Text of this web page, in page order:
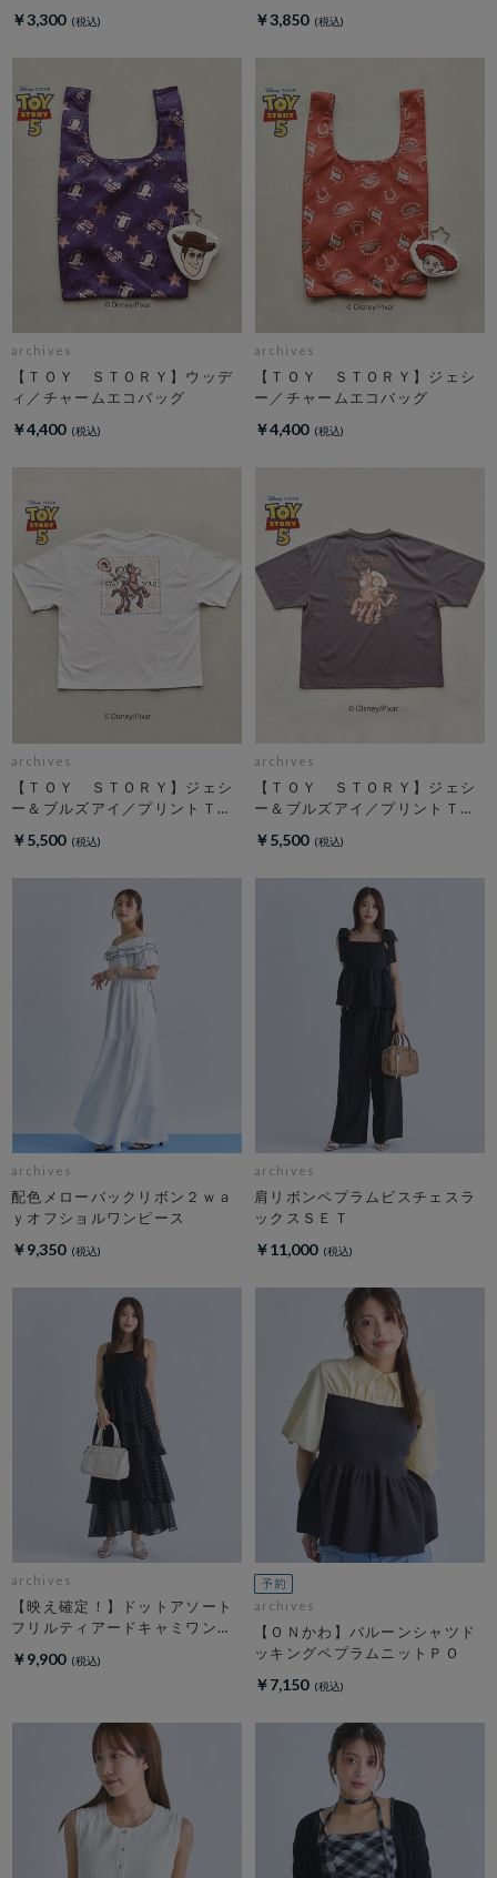
￥3,300 ￥3,850
archives
【ＴＯＹ ＳＴＯＲＹ】ウッデ
ィ／チャームエコバッグ
￥4,400
archives
【ＴＯＹ ＳＴＯＲＹ】ジェシ
ー／チャームエコバッグ
￥4,400
archives
【ＴＯＹ ＳＴＯＲＹ】ジェシ
ー＆ブルズアイ／プリントＴオ
￥5,500
archives
【ＴＯＹ ＳＴＯＲＹ】ジェシ
ー＆ブルズアイ／プリントＴチ
￥5,500
archives
配色メローバックリボン２ｗａ
ｙオフショルワンピース
￥9,350
archives
肩リボンペプラムビスチェスラ
ックスＳＥＴ
￥11,000
archives
【映え確定！】ドットアソート
フリルティアードキャミワンピ
￥9,900
archives
【ＯＮかわ】バルーンシャツド
ッキングペプラムニットＰＯ
￥7,150